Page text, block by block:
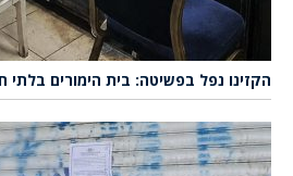
הקזינו נפל בפשיטה: בית הימורים בלתי